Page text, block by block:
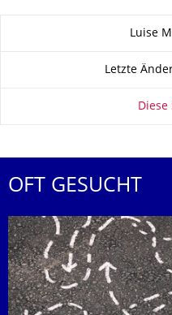
Luise
Letzte
OFT GESUCHT